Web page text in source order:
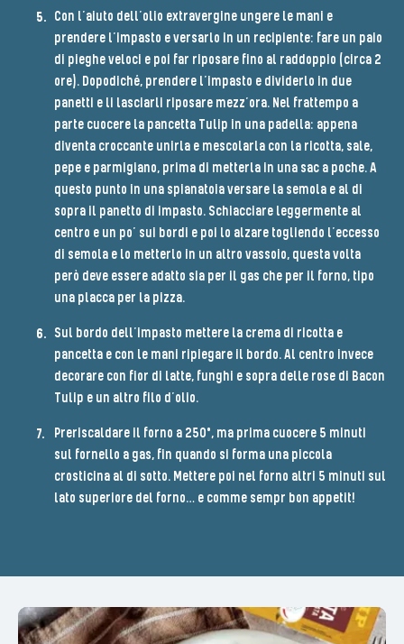
Con l’aiuto dell’olio extravergine ungere le mani e
prendere l’impasto e versarlo in un recipiente: fare un paio
di pieghe veloci e poi far riposare fino al raddoppio (circa 2
ore). Dopodiché, prendere l’impasto e dividerlo in due
panetti e li lasciarli riposare mezz’ora. Nel frattempo a
parte cuocere la pancetta Tulip in una padella: appena
diventa croccante unirla e mescolarla con la ricotta, sale,
pepe e parmigiano, prima di metterla in una sac a poche. A
questo punto in una spianatoia versare la semola e al di
sopra il panetto di impasto. Schiacciare leggermente al
centro e un po’ sui bordi e poi lo alzare togliendo l’eccesso
di semola e lo metterlo in un altro vassoio, questa volta
però deve essere adatto sia per il gas che per il forno, tipo
una placca per la pizza.
Sul bordo dell’impasto mettere la crema di ricotta e
pancetta e con le mani ripiegare il bordo. Al centro invece
decorare con fior di latte, funghi e sopra delle rose di Bacon
Tulip e un altro filo d’olio.
Preriscaldare il forno a 250°, ma prima cuocere 5 minuti
sul fornello a gas, fin quando si forma una piccola
crosticina al di sotto. Mettere poi nel forno altri 5 minuti sul
lato superiore del forno… e comme sempr bon appetit!